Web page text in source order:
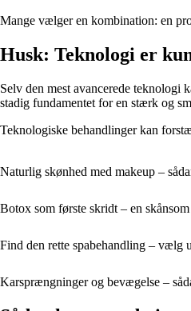
Mange vælger en kombination: en
Husk: Teknologi er
Selv den mest avancerede teknologi
stadig fundamentet for en stærk og
Teknologiske behandlinger kan
Naturlig skønhed med makeup –
Botox som første skridt – en
Find den rette spabehandling – vælg
Karsprængninger og bevægelse –